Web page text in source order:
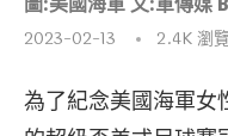
2023-02-13 2.4K瀏
為了紀念美國海軍女